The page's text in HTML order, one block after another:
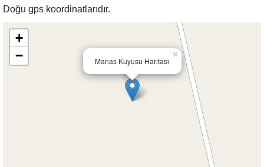
Doğu gps koordinatlarıdır.
Manas Kuyusu Haritası
×
+
−